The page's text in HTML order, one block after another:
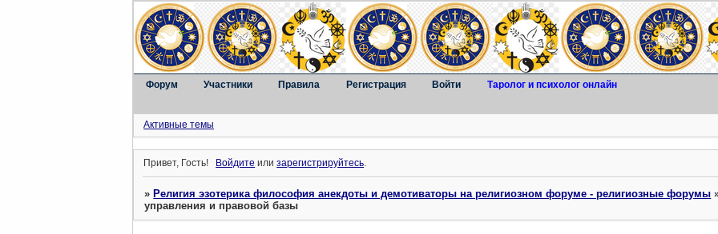
Форум Участники Правила Регистрация Войти Таролог и психолог онлайн
Активные темы
Привет, Гость! Войдите илизарегистрируйтесь.
»Религия эзотерика философия анекдоты и демотиваторы на религиозном форуме - религиозные форумы
управления и правовой базы